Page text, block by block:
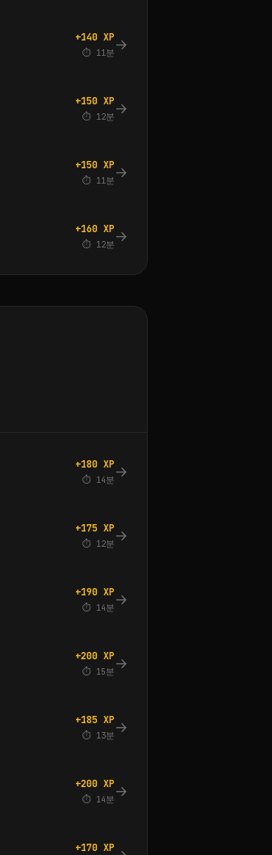
+140 XP
⏱ 11분 →
+150 XP
⏱ 12분 →
+150 XP
⏱ 11분 →
+160 XP
⏱ 12분 →
+180 XP
⏱ 14분 →
+175 XP
⏱ 12분 →
+190 XP
⏱ 14분 →
+200 XP
⏱ 15분 →
+185 XP
⏱ 13분 →
+200 XP
⏱ 14분 →
+170 XP